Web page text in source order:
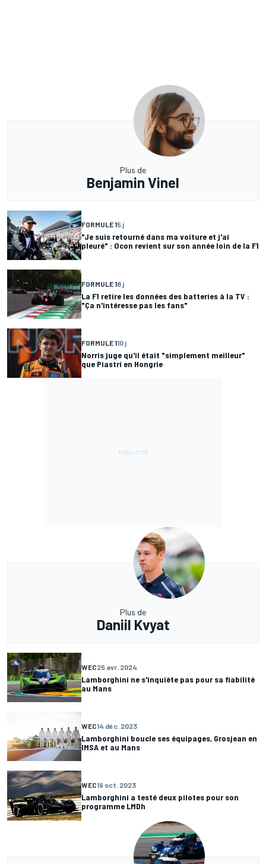
Plus de
Benjamin Vinel
FORMULE 15 j
"Je suis retourné dans ma voiture et j'ai
pleuré" : Ocon revient sur son année loin de la F1
FORMULE 18 j
La F1 retire les données des batteries à la TV :
"Ça n'intéresse pas les fans"
FORMULE 110 j
Norris juge qu'il était "simplement meilleur"
que Piastri en Hongrie
Plus de
Daniil Kvyat
WEC25 avr. 2024
Lamborghini ne s'inquiète pas pour sa fiabilité
au Mans
WEC14 déc. 2023
Lamborghini boucle ses équipages, Grosjean en
IMSA et au Mans
WEC19 oct. 2023
Lamborghini a testé deux pilotes pour son
programme LMDh